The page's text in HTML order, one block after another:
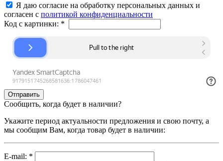
Я даю согласие на обработку персональных данных и
согласен с политикой конфиденциальности
Код с картинки: *
Сообщить, когда будет в наличии?
Укажите период актуальности предложения и свою почту, а
мы сообщим Вам, когда товар будет в наличии:
E-mail: *